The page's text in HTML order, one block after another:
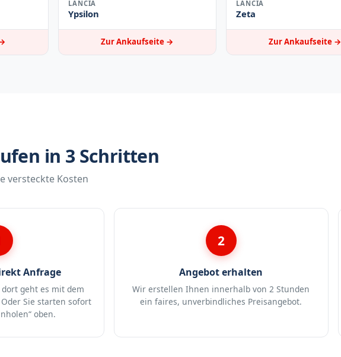
LANCIA
Ypsilon
Zur Ankaufseite →
LANCIA
Zeta
Zur Ankaufseite →
in 3 Schritten
versteckte Kosten
Anfrage
geht es mit dem
Sie starten sofort
oben.
2
Angebot erhalten
Wir erstellen Ihnen innerhalb von 2 Stunden
ein faires, unverbindliches Preisangebot.